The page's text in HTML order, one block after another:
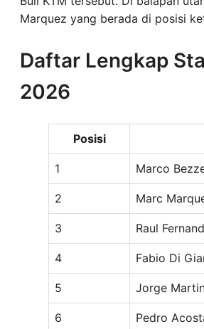
Marquez yang berada di posisi
Daftar Lengkap
2026
Posisi
1 Marco
2 Marc
3 Raul
4 Fabio Di
5 Jorge
6 Pedro